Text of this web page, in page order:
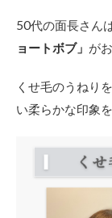
50代の面長さん
ョートボブ」 が
くせ毛のうねり
い柔らかな印象